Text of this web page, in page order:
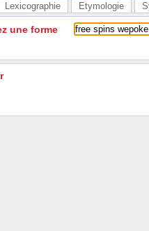
Lexicographie Etymologie
une forme